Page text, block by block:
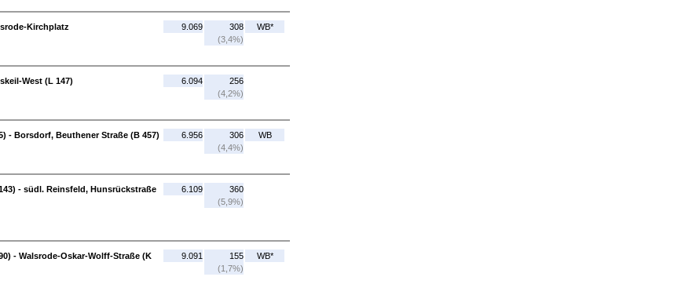
Kirchplatz
9.069
308
(3,4%)
WB*
West (L 147)
6.094
256
(4,2%)
- Borsdorf, Beuthener Straße (B 457)
6.956
306
(4,4%)
WB
- südl. Reinsfeld, Hunsrückstraße
6.109
360
(5,9%)
- Walsrode-Oskar-Wolff-Straße (K
9.091
155
(1,7%)
WB*